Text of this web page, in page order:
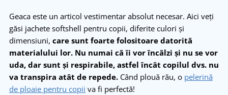
Geaca este un articol vestimentar absolut necesar. Aici veți
găsi jachete softshell pentru copii, diferite culori și
dimensiuni, care sunt foarte folositoare datorită
materialului lor. Nu numai că îi vor încălzi și nu se vor
uda, dar sunt și respirabile, astfel încât copilul dvs. nu
va transpira atât de repede. Când plouă rău, o pelerină
de ploaie pentru copii va fi perfectă!